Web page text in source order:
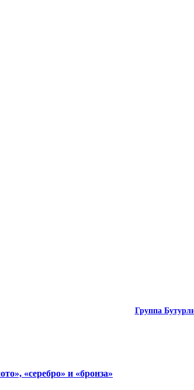
Группа
«серебро» и «бронза»